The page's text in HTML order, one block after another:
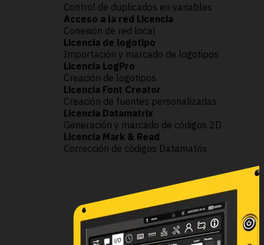
Control de duplicados en variables
Acceso a la red Licencia
Conexión de red local
Licencia de logotipo
Importación y marcado de logotipos
Licencia LogPro
Creación de logotipos
Licencia Font Creator
Creación de fuentes personalizadas
Licencia Datamatrix
Generación y marcado de códigos 2D
Licencia Mark & Read
Corrección de códigos Datamatrix